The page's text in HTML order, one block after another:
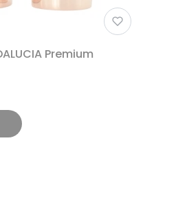
Premium